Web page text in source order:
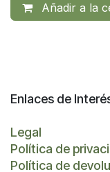
Añadir a la
Enlaces de
Legal
Política de
Política de